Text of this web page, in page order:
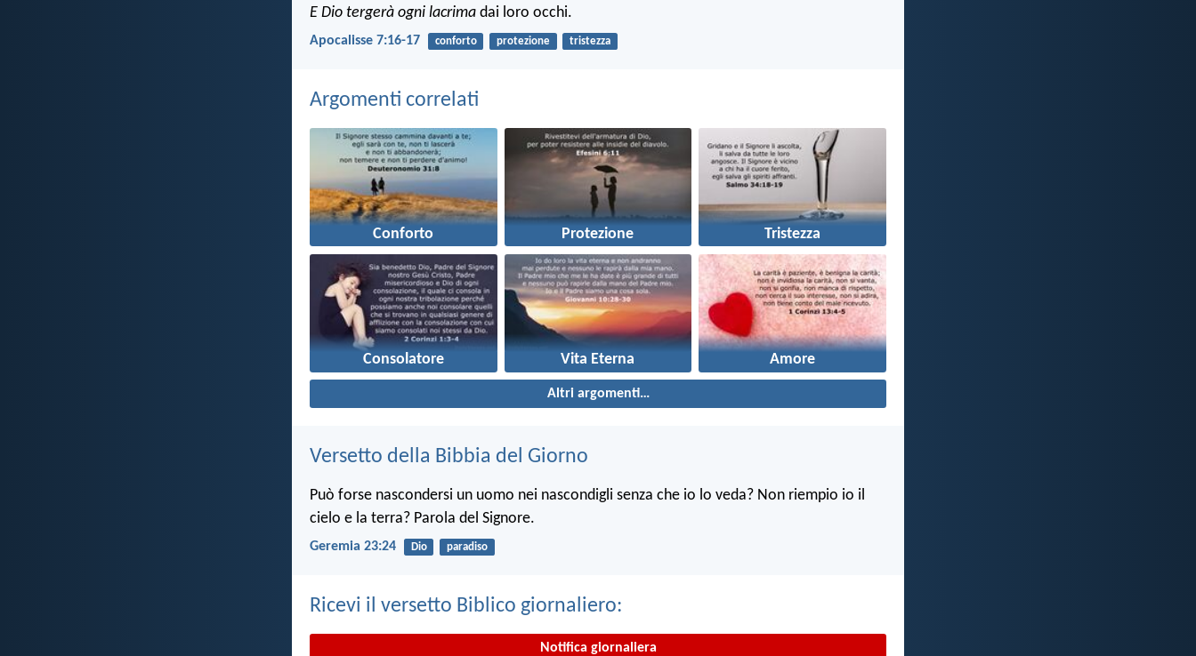
E Dio tergerà ogni lacrima dai loro occhi.
Apocalisse 7:16-17 conforto protezione tristezza
Argomenti correlati
Conforto Protezione Tristezza
Consolatore Vita Eterna Amore
Altri argomenti…
Versetto della Bibbia del Giorno
Può forse nascondersi un uomo nei nascondigli senza che io lo veda? Non riempio io il
cielo e la terra? Parola del Signore.
Geremia 23:24 Dio paradiso
Ricevi il versetto Biblico giornaliero:
Notifica giornaliera